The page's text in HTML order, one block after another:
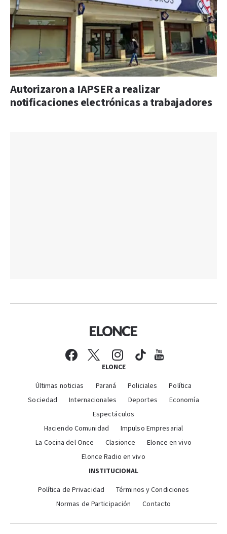
Autorizaron a IAPSER a realizar
notificaciones electrónicas a trabajadores
ELONCE
Últimas noticias Paraná Policiales
Política
Sociedad
Internacionales Deportes
Economía
Espectáculos
Haciendo Comunidad
Impulso Empresarial
La Cocina del Once
Clasionce
Elonce en vivo
Elonce Radio en vivo
INSTITUCIONAL
Política de Privacidad
Términos y Condiciones
Normas de Participación
Contacto